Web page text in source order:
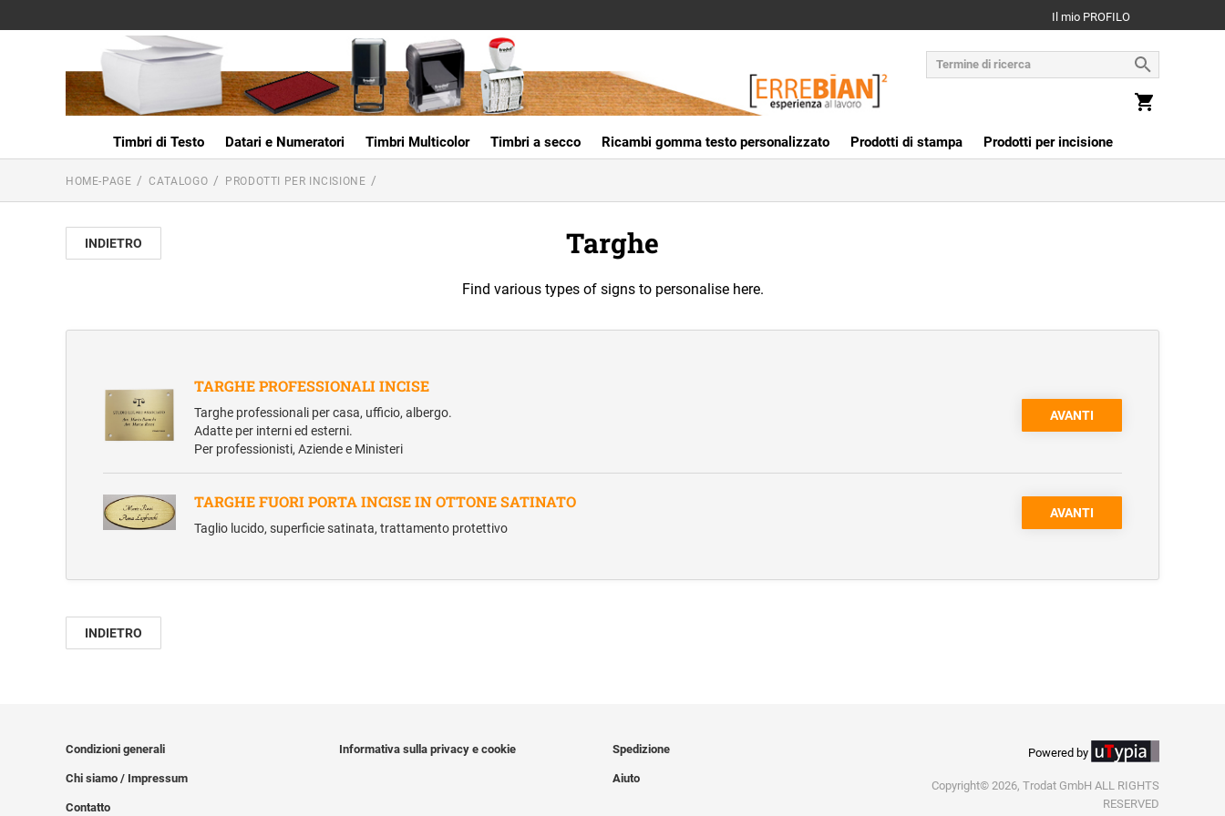
Il mio PROFILO
Timbri di Testo Datari e Numeratori Timbri Multicolor Timbri a secco Ricambi gomma testo personalizzato Prodotti di stampa Prodotti per incisione
HOME-PAGE CATALOGO PRODOTTI PER INCISIONE
INDIETRO Targhe
Find various types of signs to personalise here.
TARGHE PROFESSIONALI INCISE
Targhe professionali per casa, ufficio, albergo.
Adatte per interni ed esterni.
Per professionisti, Aziende e Ministeri
AVANTI
TARGHE FUORI PORTA INCISE IN OTTONE SATINATO
Taglio lucido, superficie satinata, trattamento protettivo
AVANTI
INDIETRO
Condizioni generali
Chi siamo / Impressum
Contatto
Informativa sulla privacy e cookie Spedizione
Aiuto
Powered by
Copyright© 2026, Trodat GmbH ALL RIGHTS
RESERVED